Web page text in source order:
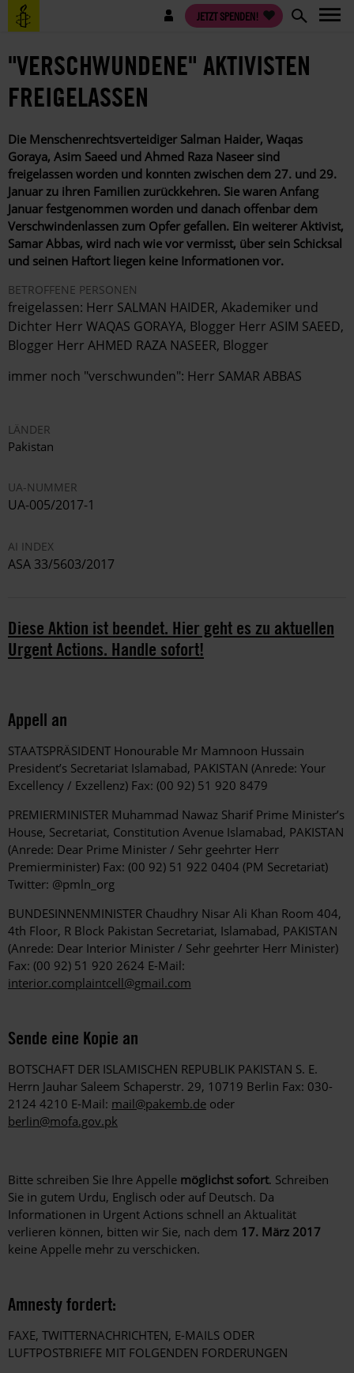
Direkt
zum
Benutzermenü JETZT SPENDEN!
"VERSCHWUNDENE" AKTIVISTEN
FREIGELASSEN
Die Menschenrechtsverteidiger Salman Haider, Waqas
Goraya, Asim Saeed und Ahmed Raza Naseer sind
freigelassen worden und konnten zwischen dem 27. und 29.
Januar zu ihren Familien zurückkehren. Sie waren Anfang
Januar festgenommen worden und danach offenbar dem
Verschwindenlassen zum Opfer gefallen. Ein weiterer Aktivist,
Samar Abbas, wird nach wie vor vermisst, über sein Schicksal
und seinen Haftort liegen keine Informationen vor.
BETROFFENE PERSONEN
freigelassen: Herr SALMAN HAIDER, Akademiker und
Dichter Herr WAQAS GORAYA, Blogger Herr ASIM SAEED,
Blogger Herr AHMED RAZA NASEER, Blogger
immer noch "verschwunden": Herr SAMAR ABBAS
LÄNDER
Pakistan
UA-NUMMER
UA-005/2017-1
AI INDEX
ASA 33/5603/2017
Diese Aktion ist beendet. Hier geht es zu aktuellen
Urgent Actions. Handle sofort!
Appell an
STAATSPRÄSIDENT Honourable Mr Mamnoon Hussain
President’s Secretariat Islamabad, PAKISTAN (Anrede: Your
Excellency / Exzellenz) Fax: (00 92) 51 920 8479
PREMIERMINISTER Muhammad Nawaz Sharif Prime Minister’s
House, Secretariat, Constitution Avenue Islamabad, PAKISTAN
(Anrede: Dear Prime Minister / Sehr geehrter Herr
Premierminister) Fax: (00 92) 51 922 0404 (PM Secretariat)
Twitter: @pmln_org
BUNDESINNENMINISTER Chaudhry Nisar Ali Khan Room 404,
4th Floor, R Block Pakistan Secretariat, Islamabad, PAKISTAN
(Anrede: Dear Interior Minister / Sehr geehrter Herr Minister)
Fax: (00 92) 51 920 2624 E-Mail:
interior.complaintcell@gmail.com
Sende eine Kopie an
BOTSCHAFT DER ISLAMISCHEN REPUBLIK PAKISTAN S. E.
Herrn Jauhar Saleem Schaperstr. 29, 10719 Berlin Fax: 030-
2124 4210 E-Mail: mail@pakemb.de oder
berlin@mofa.gov.pk
Bitte schreiben Sie Ihre Appelle möglichst sofort. Schreiben
Sie in gutem Urdu, Englisch oder auf Deutsch. Da
Informationen in Urgent Actions schnell an Aktualität
verlieren können, bitten wir Sie, nach dem 17. März 2017
keine Appelle mehr zu verschicken.
Amnesty fordert:
FAXE, TWITTERNACHRICHTEN, E-MAILS ODER
LUFTPOSTBRIEFE MIT FOLGENDEN FORDERUNGEN